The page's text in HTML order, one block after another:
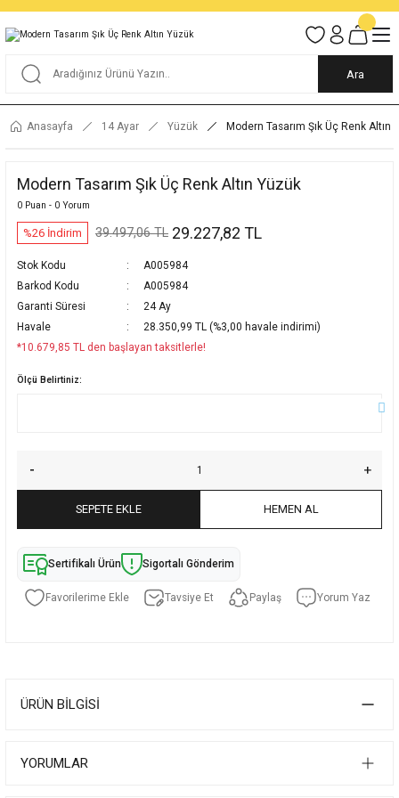
Tüm Alışverişlerde KARGO BEDAVA
Garantili Ve Sigortalı Kargo
Ankara İçi Elden Teslimat İmkanı
24/7 Müşteri Destek Hizmeti
Ara
Anasayfa 14 Ayar Yüzük Modern Tasarım Şık Üç Renk Altın
Modern Tasarım Şık Üç Renk Altın Yüzük
0 Puan - 0 Yorum
%26 İndirim 39.497,06 TL 29.227,82 TL
Stok Kodu
A005984
Barkod Kodu
A005984
Garanti Süresi
24 Ay
Havale
28.350,99 TL (%3,00 havale indirimi)
*10.679,85 TL den başlayan taksitlerle!
Ölçü Belirtiniz:
SEPETE EKLE HEMEN AL
Sertifikalı Ürün Sigortalı Gönderim
Tavsiye Et Paylaş Yorum Yaz
ÜRÜN BILGISI
YORUMLAR